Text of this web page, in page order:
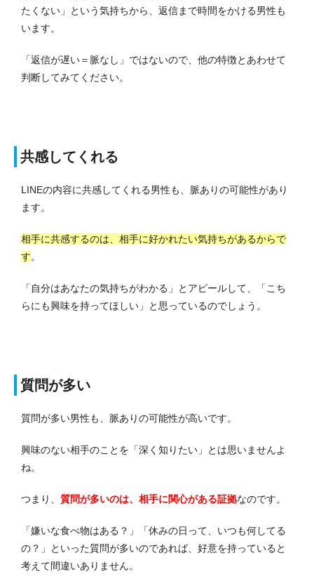
たくない」という気持ちから、返信まで時間をかける男性も
います。
「返信が遅い＝脈なし」ではないので、他の特徴とあわせて
判断してみてください。
共感してくれる
LINEの内容に共感してくれる男性も、脈ありの可能性があり
ます。
相手に共感するのは、相手に好かれたい気持ちがあるからで
す。
「自分はあなたの気持ちがわかる」とアピールして、「こち
らにも興味を持ってほしい」と思っているのでしょう。
質問が多い
質問が多い男性も、脈ありの可能性が高いです。
興味のない相手のことを「深く知りたい」とは思いませんよ
ね。
つまり、 質問が多いのは、相手に関心がある証拠なのです。
「嫌いな食べ物はある？」「休みの日って、いつも何してる
の？」といった質問が多いのであれば、好意を持っていると
考えて間違いありません。